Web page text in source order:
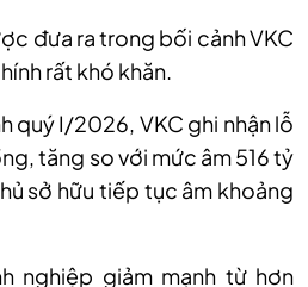
đưa ra trong bối cảnh VKC
rất khó khăn.
quý I/2026, VKC ghi nhận lỗ
tăng so với mức âm 516 tỷ
sở hữu tiếp tục âm khoảng
nghiệp giảm mạnh từ hơn